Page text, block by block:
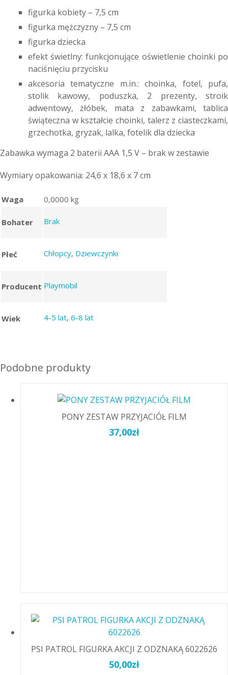
figurka kobiety – 7,5 cm
figurka mężczyzny – 7,5 cm
figurka dziecka
efekt świetlny: funkcjonujące oświetlenie choinki po
naciśnięciu przycisku
akcesoria tematyczne m.in.: choinka, fotel, pufa,
stolik kawowy, poduszka, 2 prezenty, stroik
adwentowy, żłóbek, mata z zabawkami, tablica
świąteczna w kształcie choinki, talerz z ciasteczkami,
grzechotka, gryzak, lalka, fotelik dla dziecka
Zabawka wymaga 2 baterii AAA 1,5 V – brak w zestawie
Wymiary opakowania: 24,6 x 18,6 x 7 cm
Waga 0,0000 kg
Bohater Brak
Płeć Chłopcy, Dziewczynki
Producent Playmobil
Wiek 4-5 lat, 6-8 lat
Podobne produkty
PONY ZESTAW PRZYJACIÓŁ FILM
37,00zł
PSI PATROL FIGURKA AKCJI Z ODZNAKĄ 6022626
50,00zł